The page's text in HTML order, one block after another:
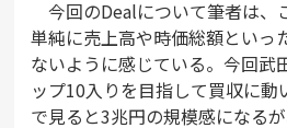
今回のDealについて筆者は、
単純に売上高や時価総額といっ
ないように感じている。今回武
ップ10入りを目指して買収に
で見ると3兆円の規模感になる